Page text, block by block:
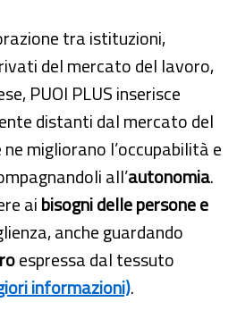
tra istituzioni,
del mercato del lavoro,
PUOI PLUS inserisce
distanti dal mercato del
migliorano l’occupabilità e
all’autonomia.
aibisogni delle persone e
anche guardando
espressa dal tessuto
informazioni).